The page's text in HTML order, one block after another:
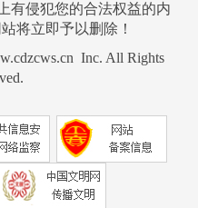
有侵犯您的合法权益的内
将立即予以删除！
Inc. All Rights